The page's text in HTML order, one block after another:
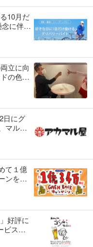
10月だ
に伴い
響か
立に向
の色分
日にグ
マルエ
て１億
ンを実
重し
好評に
ビスお
リ」